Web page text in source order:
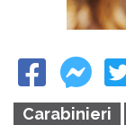
Carabinieri